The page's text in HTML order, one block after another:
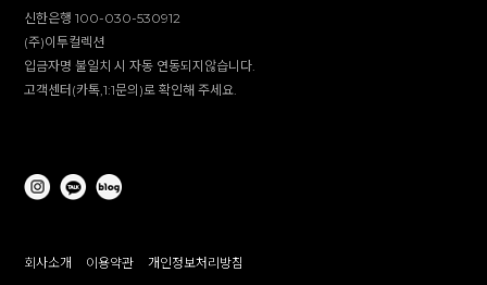
신한은행 100-030-530912
(주)이투컬렉션
입금자명 불일치 시 자동 연동되지않습니다.
고객센터(카톡,1:1문의)로 확인해 주세요.
회사소개 이용약관 개인정보처리방침